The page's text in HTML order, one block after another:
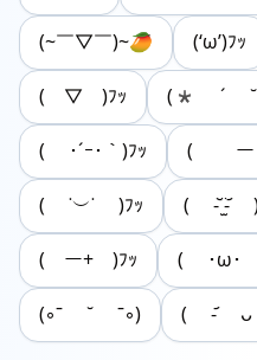
(~￣▽￣)~🥭 (‘ω’)ﾌｯ
(￣▽￣)ﾌｯ (* ´ ˘
( ･´ｰ･｀)ﾌｯ ( ￣ー
( ˙︶˙ )ﾌｯ ( -᷅ ̫̈-᷄
(￣ー+￣)ﾌｯ ( ･ω･
(◦ˉ ˘ ˉ◦) ( -᷄ ᴗ